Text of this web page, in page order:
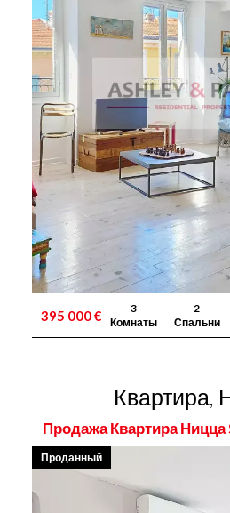
395 000 €
3
Комнаты
2
Спальни
Квартира,
Продажа Квартира
Проданный